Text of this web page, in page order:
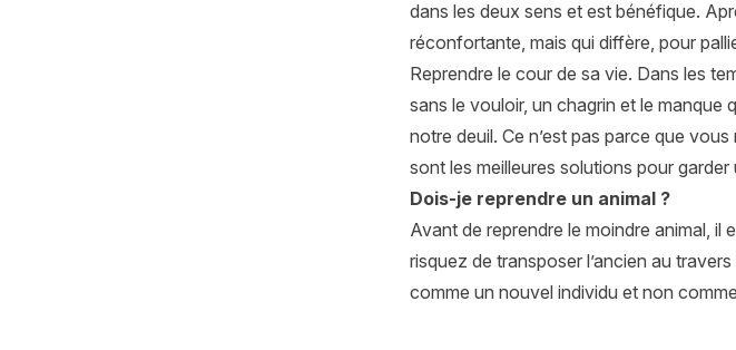
dans les deux sens et est bénéfique.
réconfortante, mais qui diffère, pour
Reprendre le cour de sa vie. Dans les
sans le vouloir, un chagrin et le manque
notre deuil. Ce n’est pas parce que
sont les meilleures solutions pour
Dois-je reprendre un animal ?
Avant de reprendre le moindre animal,
risquez de transposer l’ancien au
comme un nouvel individu et non